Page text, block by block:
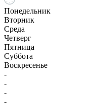
Понедельник
Вторник
Среда
Четверг
Пятница
Суббота
Воскресенье
-
-
-
-